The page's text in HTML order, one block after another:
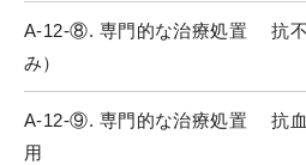
A-12-⑧. 専門的な治療処置 抗不
み）
A-12-⑨. 専門的な治療処置 抗血
用